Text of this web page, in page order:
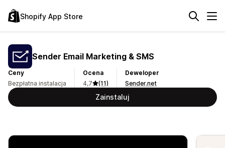
Shopify App Store
Sender Email Marketing & SMS
Ceny
Bezpłatna instalacja
Ocena
4,7
(11)
Deweloper
Sender.net
Zainstaluj